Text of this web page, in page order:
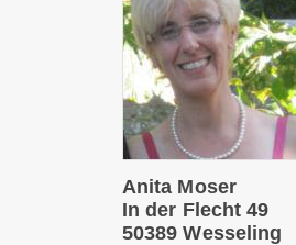
Anita Moser
In der Flecht 49
50389 Wesseling